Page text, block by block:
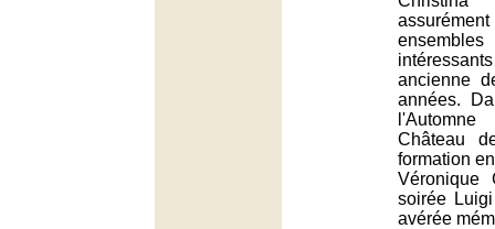
ancienne
années.
Château
formation
Véronique
soirée
avérée